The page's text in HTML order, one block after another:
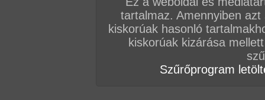
Vissza a sorozatokhoz
Hozzászólás írásához be kell
tartalmaz. Amennyiben
kiskorúak hasonló
kiskorúak kizárása
Szűrőprogram